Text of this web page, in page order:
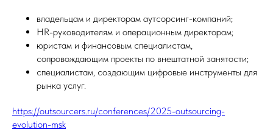
владельцам и директорам аутсорсинг-компаний;
HR-руководителям и операционным директорам;
юристам и финансовым специалистам,
сопровождающим проекты по внештатной занятости;
специалистам, создающим цифровые инструменты для
рынка услуг.
https://outsourcers.ru/conferences/2025-outsourcing-
evolution-msk